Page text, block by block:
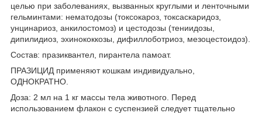
целью при заболеваниях, вызванных круглыми и ленточными
гельминтами: нематодозы (токсокароз, токсаскаридоз,
унцинариоз, анкилостомоз) и цестодозы (тениидозы,
дипилидиоз, эхинококкозы, дифиллоботриоз, мезоцестоидоз).
Состав: празиквантел, пирантела памоат.
ПРАЗИЦИД применяют кошкам индивидуально,
ОДНОКРАТНО.
Доза: 2 мл на 1 кг массы тела животного. Перед
использованием флакон с суспензией следует тщательно